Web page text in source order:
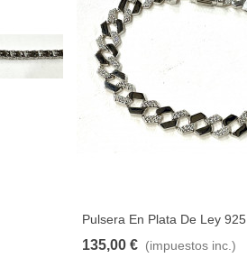
Pulsera En Plata De Ley 925
135,00 € (impuestos inc.)